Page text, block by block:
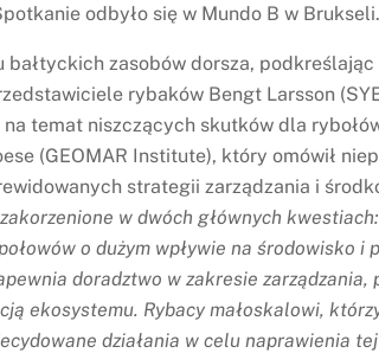
odbyło się w Mundo B w Brukseli.
zasobów dorsza,
rybaków Bengt Larsson (
temat niszczących skutków dla
(GEOMAR Institute), który omówił
strategii zarządzania i
w dwóch głównych
o dużym wpływie na środowisko i
doradztwo w zakresie zarządzania,
ekosystemu. Rybacy małoskalowi,
działania w celu naprawienia